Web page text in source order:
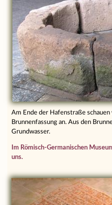
Am Ende der Hafenstraße
Brunnenfassung an. Aus den
Grundwasser.
Im Römisch-Germanischen
uns.